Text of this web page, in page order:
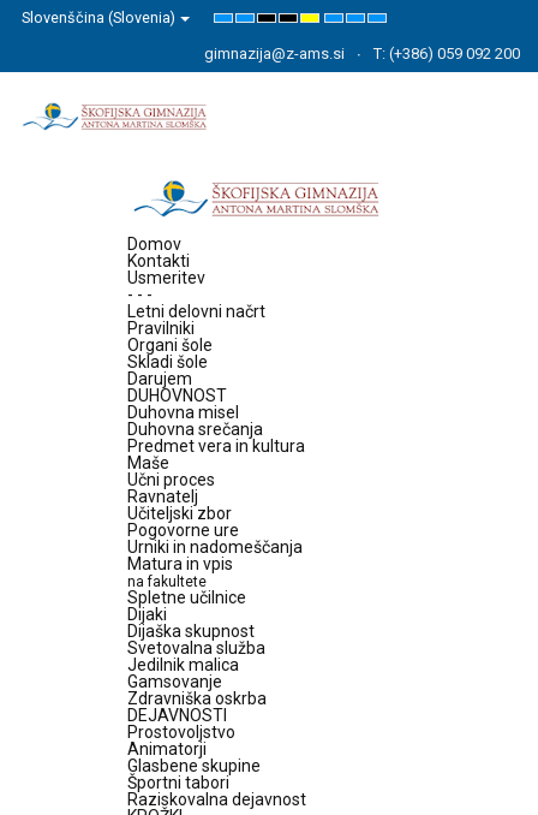
Slovenščina (Slovenia)
Default
NightHigh
Black
White
High
Black
High
Yellow
Set
Font
Set
Font
Set
Font
gimnazija@z-ams.si T: (+386) 059 092 200
Domov
Kontakti
Usmeritev
- - -
Letni delovni načrt
Pravilniki
Organi šole
Skladi šole
Darujem
DUHOVNOST
Duhovna misel
Duhovna srečanja
Predmet vera in kultura
Maše
Učni proces
Ravnatelj
Učiteljski zbor
Pogovorne ure
Urniki in nadomeščanja
Matura in vpis
na fakultete
Spletne učilnice
Dijaki
Dijaška skupnost
Svetovalna služba
Jedilnik malica
Gamsovanje
Zdravniška oskrba
DEJAVNOSTI
Prostovoljstvo
Animatorji
Glasbene skupine
Športni tabori
Raziskovalna dejavnost